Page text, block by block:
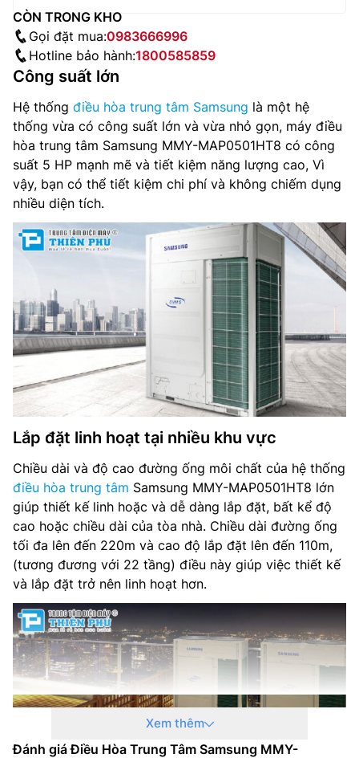
CÒN TRONG KHO
Gọi đặt mua:0983666996
Hotline bảo hành:1800585859
Công suất lớn
Hệ thống điều hòa trung tâm Samsung là một hệ
thống vừa có công suất lớn và vừa nhỏ gọn, máy điều
hòa trung tâm Samsung MMY-MAP0501HT8 có công
suất 5 HP mạnh mẽ và tiết kiệm năng lượng cao, Vì
vậy, bạn có thể tiết kiệm chi phí và không chiếm dụng
nhiều diện tích.
Lắp đặt linh hoạt tại nhiều khu vực
Chiều dài và độ cao đường ống môi chất của hệ thống
điều hòa trung tâm Samsung MMY-MAP0501HT8 lớn
giúp thiết kế linh hoặc và dễ dàng lắp đặt, bất kể độ
cao hoặc chiều dài của tòa nhà. Chiều dài đường ống
tối đa lên đến 220m và cao độ lắp đặt lên đến 110m,
(tương đương với 22 tầng) điều này giúp việc thiết kế
và lắp đặt trở nên linh hoạt hơn.
Xem thêm
Đánh giá Điều Hòa Trung Tâm Samsung MMY-